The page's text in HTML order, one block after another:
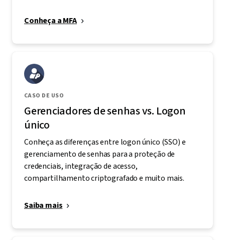
Conheça a MFA
CASO DE USO
Gerenciadores de senhas vs. Logon
único
Conheça as diferenças entre logon único (SSO) e
gerenciamento de senhas para a proteção de
credenciais, integração de acesso,
compartilhamento criptografado e muito mais.
Saiba mais